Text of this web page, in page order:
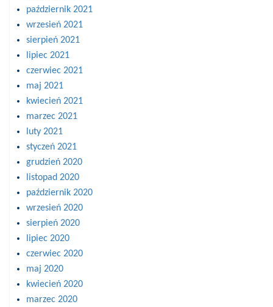
październik 2021
wrzesień 2021
sierpień 2021
lipiec 2021
czerwiec 2021
maj 2021
kwiecień 2021
marzec 2021
luty 2021
styczeń 2021
grudzień 2020
listopad 2020
październik 2020
wrzesień 2020
sierpień 2020
lipiec 2020
czerwiec 2020
maj 2020
kwiecień 2020
marzec 2020